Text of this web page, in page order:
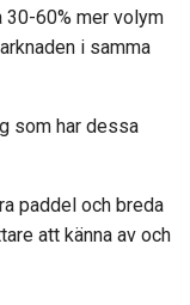
30-60% mer volym
i samma
som har dessa
paddel och breda
att känna av och